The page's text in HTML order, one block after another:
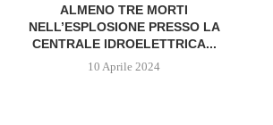
ALMENO TRE MORTI
NELL’ESPLOSIONE PRESSO LA
CENTRALE IDROELETTRICA...
10 Aprile 2024